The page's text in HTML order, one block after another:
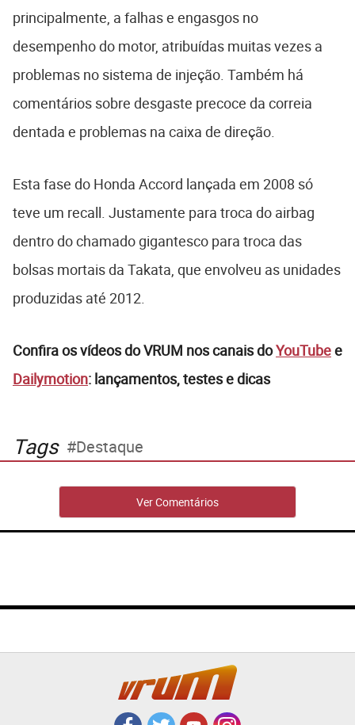
principalmente, a falhas e engasgos no
desempenho do motor, atribuídas muitas vezes a
problemas no sistema de injeção. Também há
comentários sobre desgaste precoce da correia
dentada e problemas na caixa de direção.
Esta fase do Honda Accord lançada em 2008 só
teve um recall. Justamente para troca do airbag
dentro do chamado gigantesco para troca das
bolsas mortais da Takata, que envolveu as unidades
produzidas até 2012.
Confira os vídeos do VRUM nos canais doYouTubee
Dailymotion: lançamentos, testes e dicas
Tags Destaque
Ver Comentários